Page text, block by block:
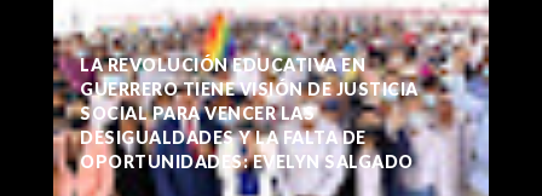
LA REVOLUCIÓN EDUCATIVA EN
GUERRERO TIENE VISIÓN DE JUSTICIA
SOCIAL PARA VENCER LAS
DESIGUALDADES Y LA FALTA DE
OPORTUNIDADES: EVELYN SALGADO